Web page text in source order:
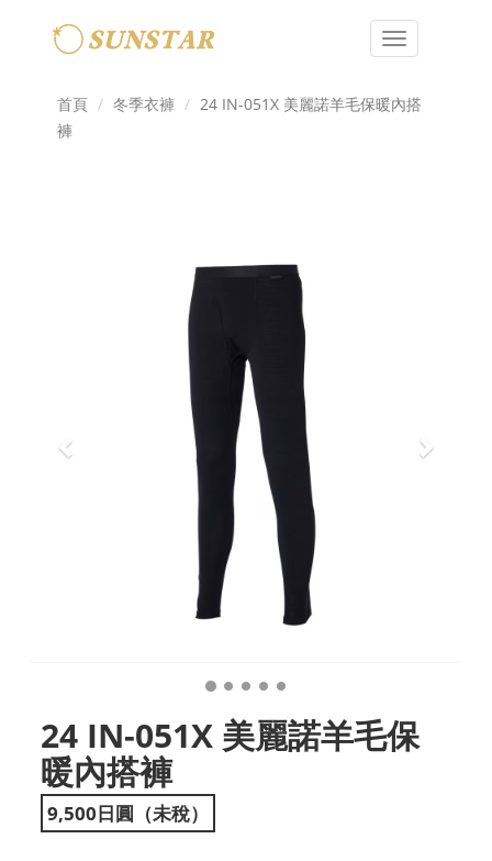
Toggle
首頁
冬季衣褲
24 IN-051X 美麗諾羊毛保暖內搭
褲
24 IN-051X 美麗諾羊毛保
暖內搭褲
9,500日圓（未稅）